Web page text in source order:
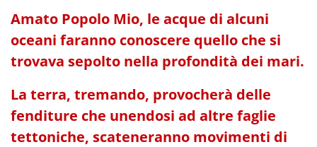
Amato Popolo Mio, le acque di alcuni
oceani faranno conoscere quello che si
trovava sepolto nella profondità dei mari.
La terra, tremando, provocherà delle
fenditure che unendosi ad altre faglie
tettoniche, scateneranno movimenti di